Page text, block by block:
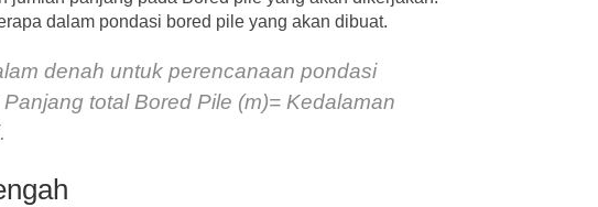
dalam pondasi bored pile yang akan dibuat.
denah untuk perencanaan pondasi
total Bored Pile (m)= Kedalaman